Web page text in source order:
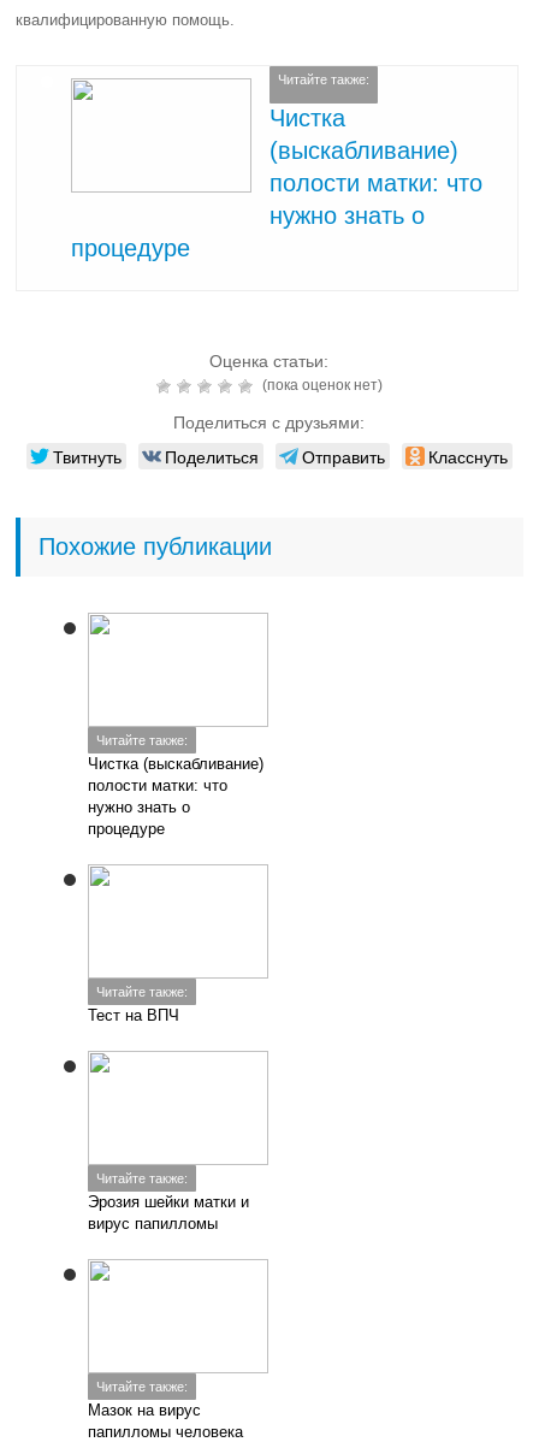
квалифицированную помощь.
Читайте также:
Чистка
(выскабливание)
полости матки: что
нужно знать о
процедуре
Оценка статьи:
(пока оценок нет)
Поделиться с друзьями:
Твитнуть Поделиться Отправить Класснуть
Похожие публикации
Читайте также:
Чистка (выскабливание)
полости матки: что
нужно знать о
процедуре
Читайте также:
Тест на ВПЧ
Читайте также:
Эрозия шейки матки и
вирус папилломы
Читайте также:
Мазок на вирус
папилломы человека